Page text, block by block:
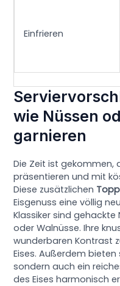
Einfrieren
wie Nüssen
garnieren
Die Zeit ist gekommen,
präsentieren und mit
Diese zusätzlichen
Eisgenuss eine völlig
Klassiker sind gehackte
oder Walnüsse. Ihre
wunderbaren Kontrast
Eises. Außerdem
sondern auch ein
des Eises harmonisch